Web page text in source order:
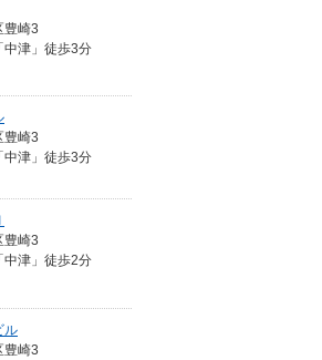
豊崎3
中津」徒歩3分
豊崎3
中津」徒歩3分
豊崎3
中津」徒歩2分
ル
豊崎3